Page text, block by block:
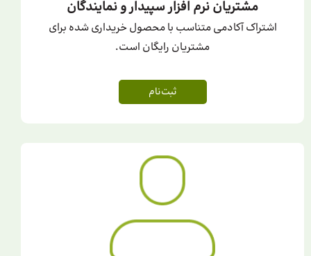
مشتریان نرم افزار سپیدار و نمایندگان
اشتراک آکادمی متناسب با محصول خریداری شده برای
مشتریان رایگان است.
ثبت‌نام